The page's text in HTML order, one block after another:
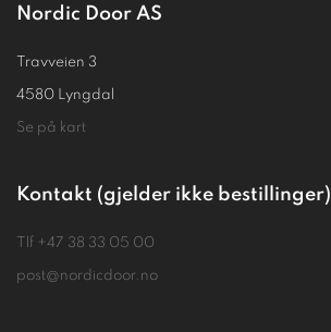
Nordic Door AS
Travveien 3
4580 Lyngdal
Se på kart
Kontakt (gjelder ikke bestillinger)
Tlf +47 38 33 05 00
post@nordicdoor.no